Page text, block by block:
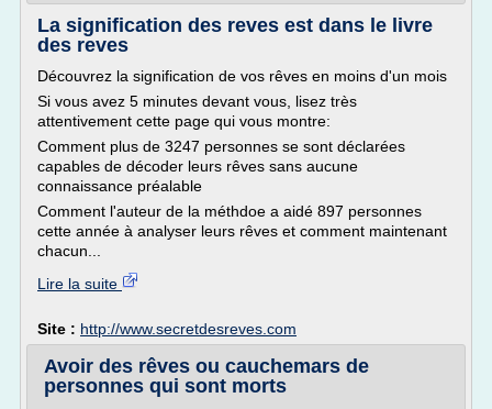
La signification des reves est dans le livre
des reves
Découvrez la signification de vos rêves en moins d'un mois
Si vous avez 5 minutes devant vous, lisez très
attentivement cette page qui vous montre:
Comment plus de 3247 personnes se sont déclarées
capables de décoder leurs rêves sans aucune
connaissance préalable
Comment l'auteur de la méthdoe a aidé 897 personnes
cette année à analyser leurs rêves et comment maintenant
chacun...
Lire la suite
Site : http://www.secretdesreves.com
Avoir des rêves ou cauchemars de
personnes qui sont morts